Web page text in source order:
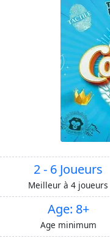
2 - 6 Joueurs
Meilleur à 4 joueurs
Age: 8+
Age minimum